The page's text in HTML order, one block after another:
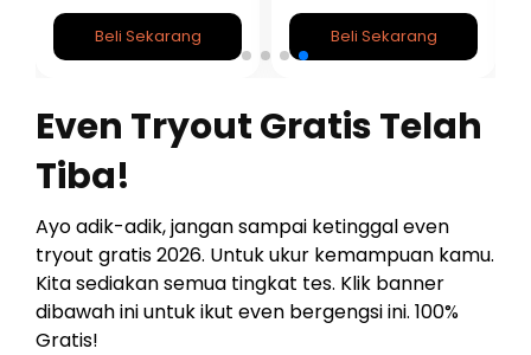
SNBT 2026/2027
Beli Sekarang Beli Sekarang
Even Tryout Gratis Telah
Tiba!
Ayo adik-adik, jangan sampai ketinggal even
tryout gratis 2026. Untuk ukur kemampuan kamu.
Kita sediakan semua tingkat tes. Klik banner
dibawah ini untuk ikut even bergengsi ini. 100%
Gratis!